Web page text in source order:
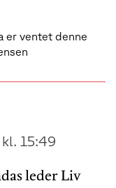
er ventet denne
15:49
leder Liv